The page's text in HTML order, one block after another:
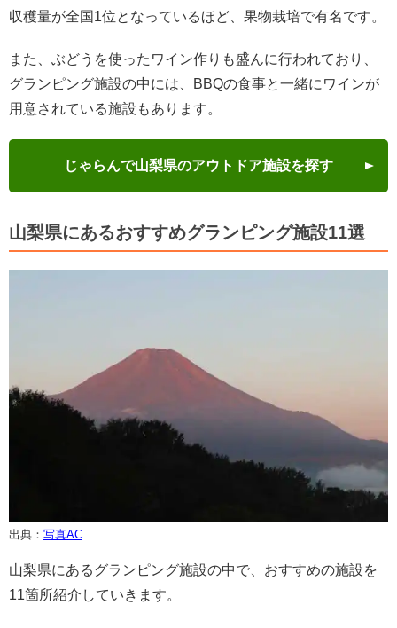
収穫量が全国1位となっているほど、果物栽培で有名です。
また、ぶどうを使ったワイン作りも盛んに行われており、
グランピング施設の中には、BBQの食事と一緒にワインが
用意されている施設もあります。
じゃらんで山梨県のアウトドア施設を探す
山梨県にあるおすすめグランピング施設11選
出典： 写真AC
山梨県にあるグランピング施設の中で、おすすめの施設を
11箇所紹介していきます。